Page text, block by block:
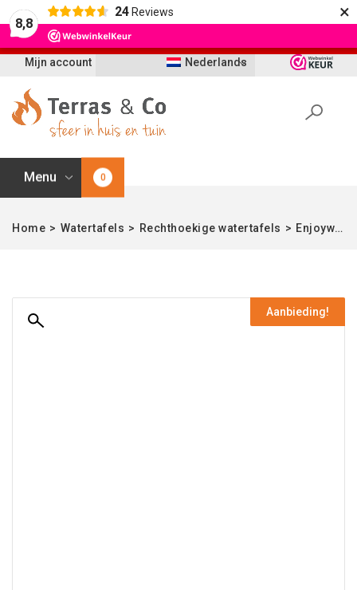
8,8
24 Reviews ×
Nederlands
Mijn account
Menu 0
Home > Watertafels > Rechthoekige watertafels > Enjoywater | Watertafel organisch | Aluminium | Ral 9016 | 150 cm
Aanbieding!
Let op: t/m 21 augustus worden bestellingen
vertraagd geleverd i.v.m. vakantie